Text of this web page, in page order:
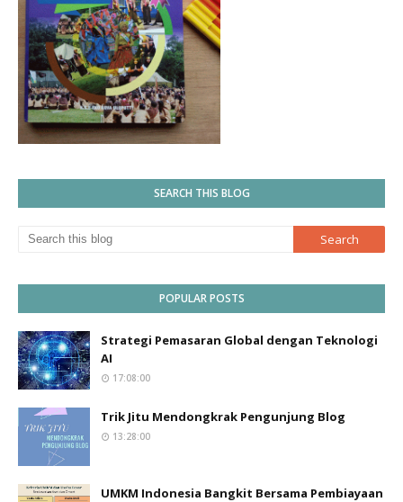
SEARCH THIS BLOG
POPULAR POSTS
Strategi Pemasaran Global dengan Teknologi
AI
17:08:00
Trik Jitu Mendongkrak Pengunjung Blog
13:28:00
UMKM Indonesia Bangkit Bersama Pembiayaan